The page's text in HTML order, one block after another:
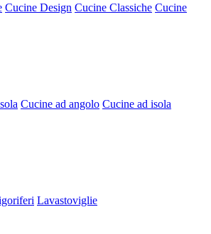
Cucine Design Cucine Classiche Cucine
Cucine ad angolo Cucine ad isola
Lavastoviglie